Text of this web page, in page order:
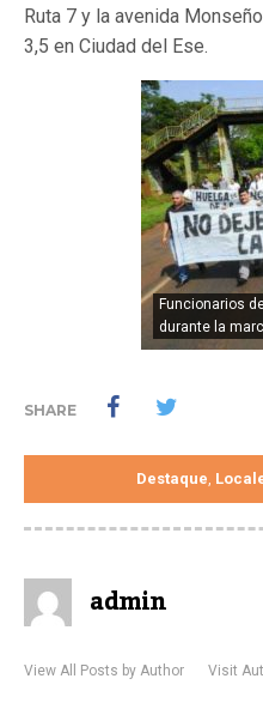
Ruta 7 y la avenida
3,5 en Ciudad del Ese.
Funcionarios
durante la
SHARE
Destaque,
admin
View All Posts by Author Visit